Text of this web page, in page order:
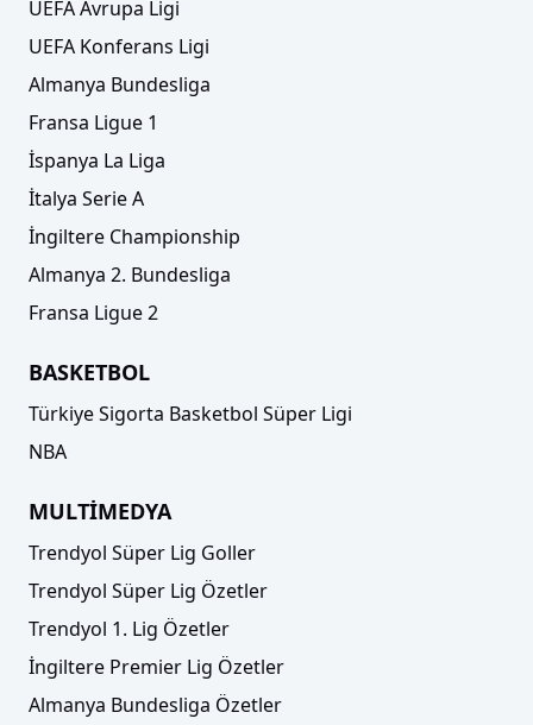
UEFA Avrupa Ligi
UEFA Konferans Ligi
Almanya Bundesliga
Fransa Ligue 1
İspanya La Liga
İtalya Serie A
İngiltere Championship
Almanya 2. Bundesliga
Fransa Ligue 2
BASKETBOL
Türkiye Sigorta Basketbol Süper Ligi
NBA
MULTİMEDYA
Trendyol Süper Lig Goller
Trendyol Süper Lig Özetler
Trendyol 1. Lig Özetler
İngiltere Premier Lig Özetler
Almanya Bundesliga Özetler